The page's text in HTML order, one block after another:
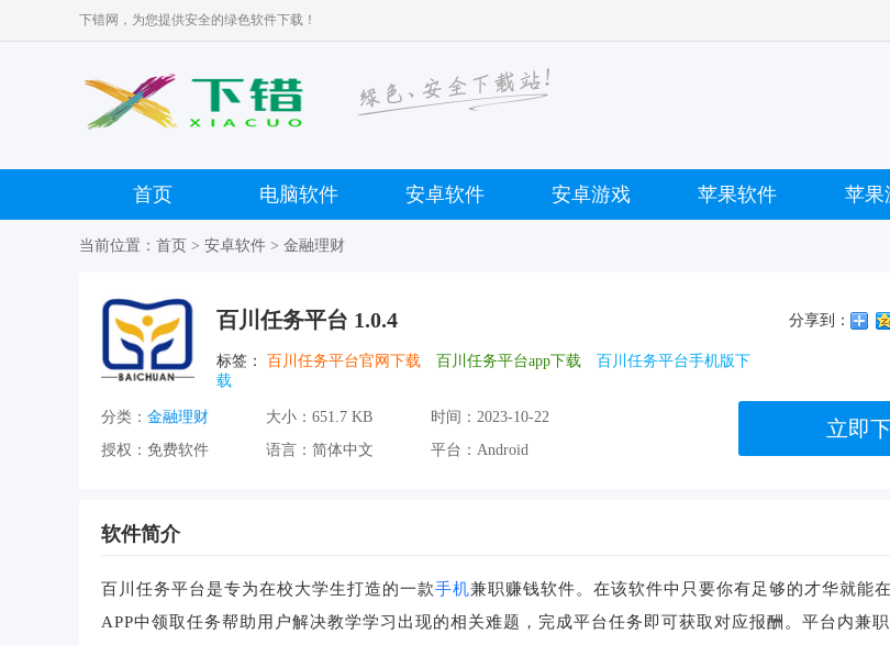
下错网，为您提供安全的绿色软件下载！
首页 电脑软件 安卓软件 安卓游戏 苹果软件 苹果
当前位置： 首页 > 安卓软件 > 金融理财
百川任务平台 1.0.4
标签： 百川任务平台官网下载 百川任务平台app下载
百川任务平台手机版下
载
分享到：
分类： 金融理财 大小： 651.7 KB 时间： 2023-10-22
授权： 免费软件 语言： 简体中文 平台： Android
立即
软件简介
百川任务平台是专为在校大学生打造的一款手机兼职赚钱软件。在该软件中只要你有足够的才华就能
APP中领取任务帮助用户解决教学学习出现的相关难题，完成平台任务即可获取对应报酬。平台内兼